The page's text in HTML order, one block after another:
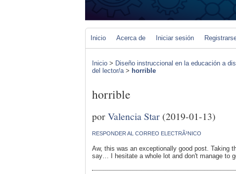
Inicio Acerca de Iniciar sesión
Inicio > Diseño instruccional en la educación a
del lector/a> horrible
horrible
porValencia Star (2019-01-13)
RESPONDER AL CORREO ELECTRÃ³NICO
Aw, this was an exceptionally good post. Taking
say… I hesitate a whole lot and don't manage to